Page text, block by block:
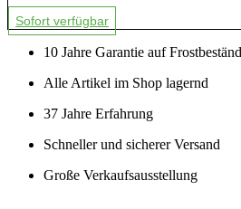
Sofort verfügbar
10 Jahre Garantie auf
Alle Artikel im Shop lagernd
37 Jahre Erfahrung
Schneller und sicherer Versand
Große Verkaufsausstellung